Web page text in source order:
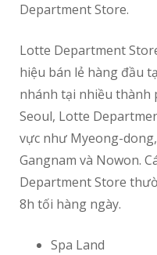
Department Store.
Lotte Department
hiệu bán lẻ hàng đầu
nhánh tại nhiều thành
Seoul, Lotte
vực như Myeong-
Gangnam và Nowon.
Department Store
8h tối hàng ngày.
Spa Land